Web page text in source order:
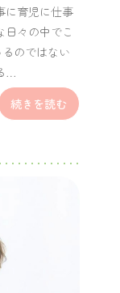
に育児に仕事
日々の中でこ
のではない
…
続きを読む